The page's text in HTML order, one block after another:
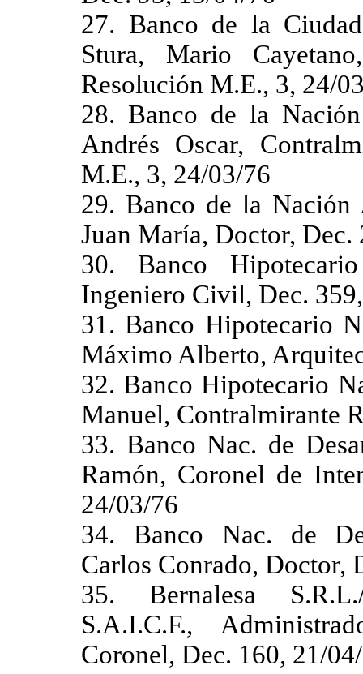
27. Banco de la
Stura, Mario
Resolución M.E., 3, 24/
28. Banco de la
Andrés Oscar,
M.E., 3, 24/03/76
29. Banco de la Nación
Juan María, Doctor, Dec.
30. Banco
Ingeniero Civil, Dec.
31. Banco Hipotecario
Máximo Alberto,
32. Banco Hipotecario
Manuel, Contralmirante
33. Banco Nac. de
Ramón, Coronel de
24/03/76
34. Banco Nac. de
Carlos Conrado, Doctor,
35. Bernalesa
S.A.I.C.F.,
Coronel, Dec. 160, 21/